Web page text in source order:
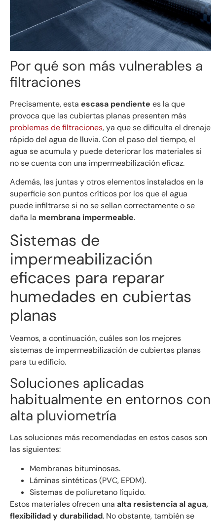
Por qué son más vulnerables a
filtraciones
Precisamente, esta escasa pendiente es la que
provoca que las cubiertas planas presenten más
problemas de filtraciones, ya que se dificulta el drenaje
rápido del agua de lluvia. Con el paso del tiempo, el
agua se acumula y puede deteriorar los materiales si
no se cuenta con una impermeabilización eficaz.
Además, las juntas y otros elementos instalados en la
superficie son puntos críticos por los que el agua
puede infiltrarse si no se sellan correctamente o se
daña la membrana impermeable.
Sistemas de
impermeabilización
eficaces para reparar
humedades en cubiertas
planas
Veamos, a continuación, cuáles son los mejores
sistemas de impermeabilización de cubiertas planas
para tu edificio.
Soluciones aplicadas
habitualmente en entornos con
alta pluviometría
Las soluciones más recomendadas en estos casos son
las siguientes:
Membranas bituminosas.
Láminas sintéticas (PVC, EPDM).
Sistemas de poliuretano líquido.
Estos materiales ofrecen una alta resistencia al agua,
flexibilidad y durabilidad. No obstante, también se